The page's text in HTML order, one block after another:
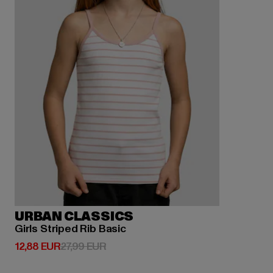
URBAN CLASSICS
Girls Striped Rib Basic
12,88 EUR
Derzeitiger Preis: 12,88 EUR
27,99 EURAktionspreis: 27,99 EUR